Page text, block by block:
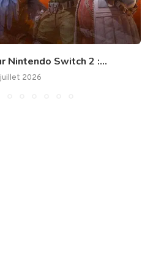
Nintendo Switch 2 :...
juillet 2026